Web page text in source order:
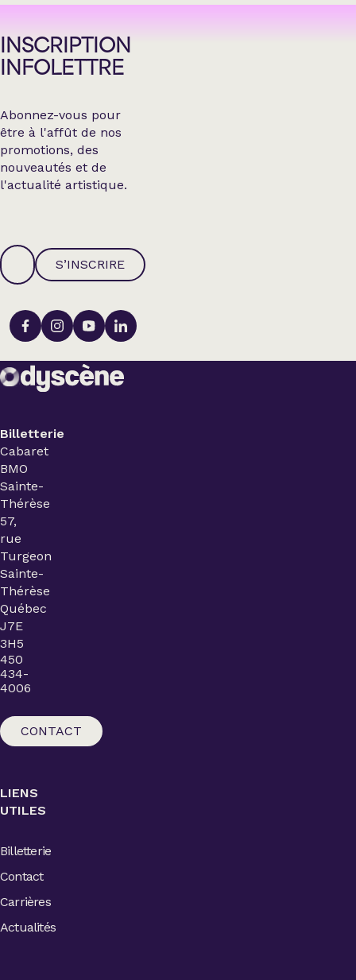
INSCRIPTION
INFOLETTRE
Abonnez-vous pour
être à l'affût de nos
promotions, des
nouveautés et de
l'actualité artistique.
S’INSCRIRE
Billetterie
Cabaret
BMO
Sainte-
Thérèse
57,
rue
Turgeon
Sainte-
Thérèse
Québec
J7E
3H5
450
434-
4006
CONTACT
LIENS
UTILES
Billetterie
Contact
Carrières
Actualités